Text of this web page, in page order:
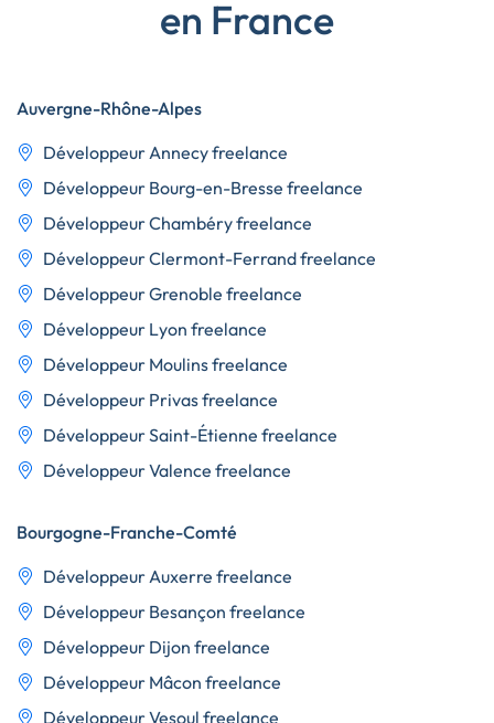
en France
Auvergne-Rhône-Alpes
Développeur Annecy freelance
Développeur Bourg-en-Bresse freelance
Développeur Chambéry freelance
Développeur Clermont-Ferrand freelance
Développeur Grenoble freelance
Développeur Lyon freelance
Développeur Moulins freelance
Développeur Privas freelance
Développeur Saint-Étienne freelance
Développeur Valence freelance
Bourgogne-Franche-Comté
Développeur Auxerre freelance
Développeur Besançon freelance
Développeur Dijon freelance
Développeur Mâcon freelance
Développeur Vesoul freelance